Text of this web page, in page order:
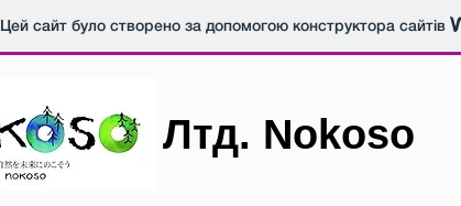
Цей сайт було створено за допомогою конструктора сайтів
Лтд. Nokoso